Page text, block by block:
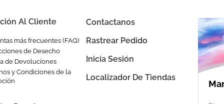
Al Cliente
más frecuentes (FAQ)
de Desecho
de Devoluciones
y Condiciones de la
Contactanos
Rastrear Pedido
Inicia Sesión
Localizador De Tiendas